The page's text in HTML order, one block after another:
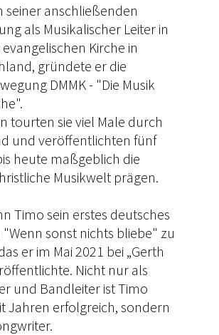
seiner anschließenden
als Musikalischer Leiter in
Kirche in
gründete er die
DMMK - "Die Musik
tourten sie viel Male durch
und veröffentlichten fünf
heute maßgeblich die
Musikwelt prägen.
Timo sein erstes deutsches
sonst nichts bliebe" zu
er im Mai 2021 bei „Gerth
Nicht nur als
und Bandleiter ist Timo
Jahren erfolgreich, sondern